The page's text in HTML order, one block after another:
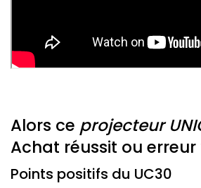
Alors ce projecteur
Achat réussit ou erreur
Points positifs du UC30